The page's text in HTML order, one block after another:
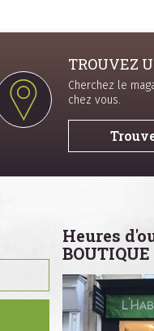
TROUVEZ
Cherchez le
chez vous.
Heures
BOUTIQUE